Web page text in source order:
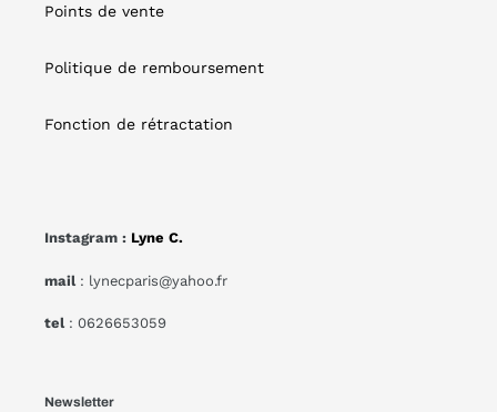
Points de vente
Politique de remboursement
Fonction de rétractation
Instagram : Lyne C.
mail : lynecparis@yahoo.fr
tel : 0626653059
Newsletter